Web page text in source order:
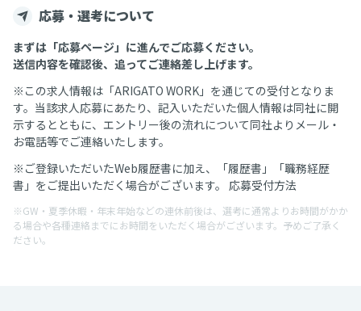
応募・選考について
まずは「応募ページ」に進んでご応募ください。
送信内容を確認後、追ってご連絡差し上げます。
※この求人情報は「ARIGATO WORK」を通じての受付となりま
す。当該求人応募にあたり、記入いただいた個人情報は同社に開
示するとともに、エントリー後の流れについて同社よりメール・
お電話等でご連絡いたします。
※ご登録いただいたWeb履歴書に加え、「履歴書」「職務経歴
書」をご提出いただく場合がございます。 応募受付方法
※GW・夏季休暇・年末年始などの連休前後は、選考に通常よりお時間がかか
る場合や各種連絡までにお時間をいただく場合がございます。予めご了承く
ださい。